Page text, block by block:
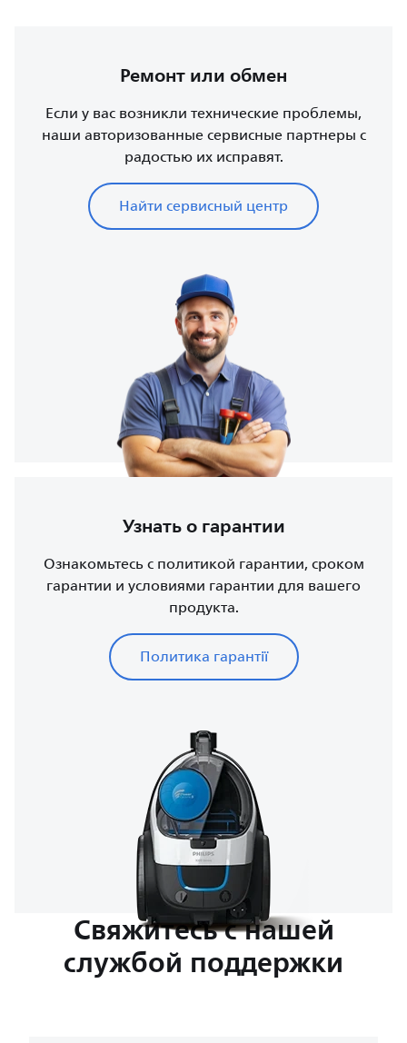
Ремонт или обмен
Если у вас возникли технические проблемы,
наши авторизованные сервисные партнеры с
радостью их исправят.
Найти сервисный центр
Узнать о гарантии
Ознакомьтесь с политикой гарантии, сроком
гарантии и условиями гарантии для вашего
продукта.
Политика гарантії
Свяжитесь с нашей
службой поддержки